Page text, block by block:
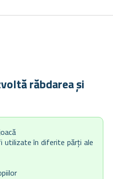
răbdarea și
utilizate în diferite părți ale